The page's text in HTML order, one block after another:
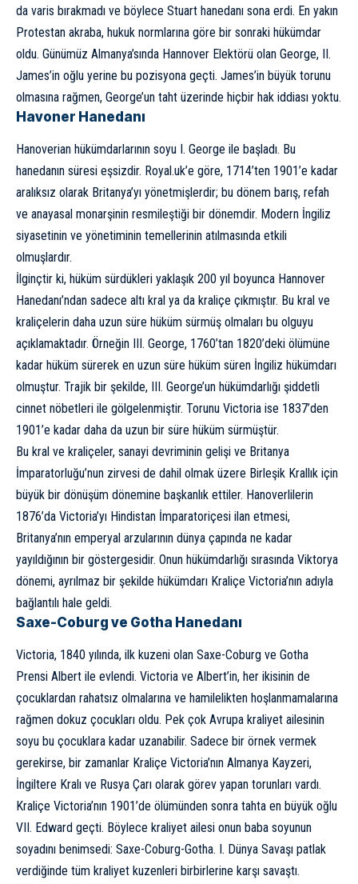
da varis bırakmadı ve böylece Stuart hanedanı sona erdi. En yakın
Protestan akraba, hukuk normlarına göre bir sonraki hükümdar
oldu. Günümüz Almanya’sında Hannover Elektörü olan George, II.
James’in oğlu yerine bu pozisyona geçti. James’in büyük torunu
olmasına rağmen, George’un taht üzerinde hiçbir hak iddiası yoktu.
Havoner Hanedanı
Hanoverian hükümdarlarının soyu I. George ile başladı. Bu
hanedanın süresi eşsizdir. Royal.uk’e göre, 1714’ten 1901’e kadar
aralıksız olarak Britanya’yı yönetmişlerdir; bu dönem barış, refah
ve anayasal monarşinin resmileştiği bir dönemdir. Modern İngiliz
siyasetinin ve yönetiminin temellerinin atılmasında etkili
olmuşlardır.
İlginçtir ki, hüküm sürdükleri yaklaşık 200 yıl boyunca Hannover
Hanedanı’ndan sadece altı kral ya da kraliçe çıkmıştır. Bu kral ve
kraliçelerin daha uzun süre hüküm sürmüş olmaları bu olguyu
açıklamaktadır. Örneğin III. George, 1760’tan 1820’deki ölümüne
kadar hüküm sürerek en uzun süre hüküm süren İngiliz hükümdarı
olmuştur. Trajik bir şekilde, III. George’un hükümdarlığı şiddetli
cinnet nöbetleri ile gölgelenmiştir. Torunu Victoria ise 1837’den
1901’e kadar daha da uzun bir süre hüküm sürmüştür.
Bu kral ve kraliçeler, sanayi devriminin gelişi ve Britanya
İmparatorluğu’nun zirvesi de dahil olmak üzere Birleşik Krallık için
büyük bir dönüşüm dönemine başkanlık ettiler. Hanoverlilerin
1876’da Victoria’yı Hindistan İmparatoriçesi ilan etmesi,
Britanya’nın emperyal arzularının dünya çapında ne kadar
yayıldığının bir göstergesidir. Onun hükümdarlığı sırasında Viktorya
dönemi, ayrılmaz bir şekilde hükümdarı Kraliçe Victoria’nın adıyla
bağlantılı hale geldi.
Saxe-Coburg ve Gotha Hanedanı
Victoria, 1840 yılında, ilk kuzeni olan Saxe-Coburg ve Gotha
Prensi Albert ile evlendi. Victoria ve Albert’in, her ikisinin de
çocuklardan rahatsız olmalarına ve hamilelikten hoşlanmamalarına
rağmen dokuz çocukları oldu. Pek çok Avrupa kraliyet ailesinin
soyu bu çocuklara kadar uzanabilir. Sadece bir örnek vermek
gerekirse, bir zamanlar Kraliçe Victoria’nın Almanya Kayzeri,
İngiltere Kralı ve Rusya Çarı olarak görev yapan torunları vardı.
Kraliçe Victoria’nın 1901’de ölümünden sonra tahta en büyük oğlu
VII. Edward geçti. Böylece kraliyet ailesi onun baba soyunun
soyadını benimsedi: Saxe-Coburg-Gotha. I. Dünya Savaşı patlak
verdiğinde tüm kraliyet kuzenleri birbirlerine karşı savaştı.